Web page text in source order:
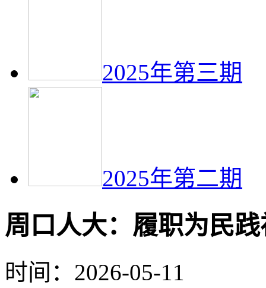
2025年第三期
2025年第二期
周口人大：履职为民
时间：2026-05-11